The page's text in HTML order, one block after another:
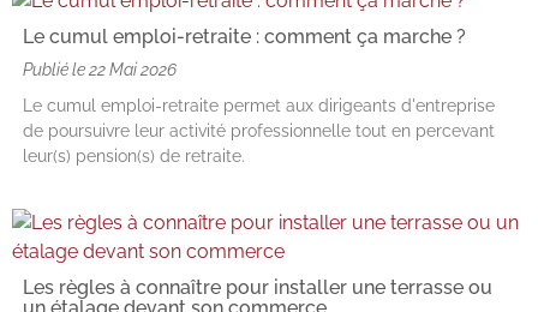
Le cumul emploi-retraite : comment ça marche ?
Publié le22 Mai 2026
Le cumul emploi-retraite permet aux dirigeants d'entreprise
de poursuivre leur activité professionnelle tout en percevant
leur(s) pension(s) de retraite.
Les règles à connaître pour installer une terrasse ou